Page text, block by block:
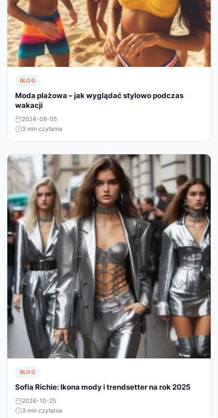
BLOG
Moda plażowa – jak wyglądać stylowo podczas
wakacji
2024-06-05
3 min czytania
BLOG
Sofia Richie: Ikona mody i trendsetter na rok 2025
2024-10-25
3 min czytania